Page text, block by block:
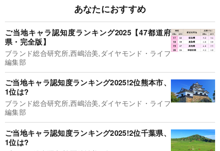
あなたにおすすめ
ご当地キャラ認知度ランキング2025【47都道府
県・完全版】
ブランド総合研究所,西嶋治美,ダイヤモンド・ライフ
編集部
ご当地キャラ認知度ランキング2025!2位熊本市、
1位は?
ブランド総合研究所,西嶋治美,ダイヤモンド・ライフ
編集部
ご当地キャラ認知度ランキング2025!2位千葉県、
1位は?